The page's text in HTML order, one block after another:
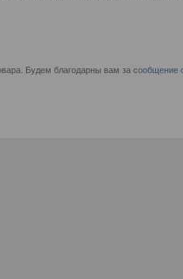
Будем благодарны вам за сообщение